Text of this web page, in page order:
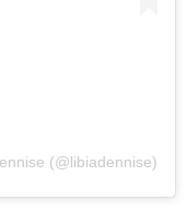
(@libiadennise)